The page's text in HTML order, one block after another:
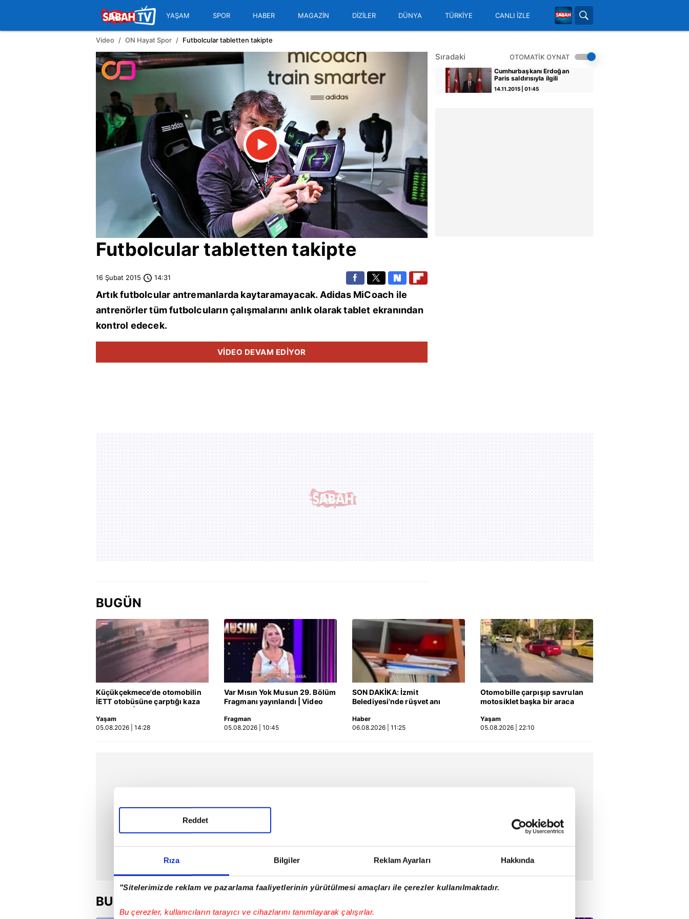
Rıza Bilgiler Reklam Ayarları Hakkında
"Sitelerimizde reklam ve pazarlama faaliyetlerinin yürütülmesi amaçları ile çerezler kullanılmaktadır.
Bu çerezler, kullanıcıların tarayıcı ve cihazlarını tanımlayarak çalışırlar.
Reddet
YAŞAM SPOR HABER MAGAZİN DİZİLER DÜNYA TÜRKİYE CANLI İZLE
Video ON Hayat Spor Futbolcular tabletten takipte
Futbolcular tabletten takipte
16 Şubat 2015 14:31
Artık futbolcular antremanlarda kaytaramayacak. Adidas MiCoach ile
antrenörler tüm futbolcuların çalışmalarını anlık olarak tablet ekranından
kontrol edecek.
VİDEO DEVAM EDİYOR
Sıradaki OTOMATİK OYNAT
Cumhurbaşkanı Erdoğan
Paris saldırısıyla ilgili
açıklama yaptı
14.11.2015 | 01:45
BUGÜN
Küçükçekmece'de otomobilin
İETT otobüsüne çarptığı kaza
Yaşam
05.08.2026 | 14:28
Var Mısın Yok Musun 29. Bölüm
Fragmanı yayınlandı | Video
Fragman
05.08.2026 | 10:45
SON DAKİKA: İzmit
Belediyesi’nde rüşvet anı
sıkıştırdım… Üstüne de zarf
attım müdürüm!" | Video
Haber
06.08.2026 | 11:25
Otomobille çarpışıp savrulan
motosiklet başka bir araca
Yaşam
05.08.2026 | 22:10
BU HAFTA